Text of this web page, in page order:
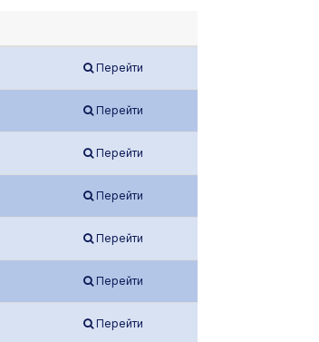
Перейти
Перейти
Перейти
Перейти
Перейти
Перейти
Перейти